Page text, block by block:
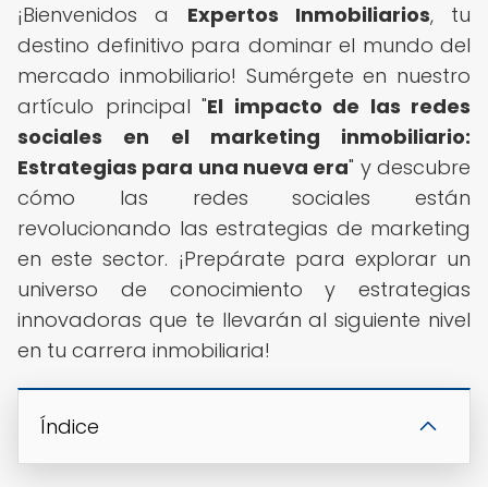
¡Bienvenidos a Expertos Inmobiliarios, tu
destino definitivo para dominar el mundo del
mercado inmobiliario! Sumérgete en nuestro
artículo principal "El impacto de las redes
sociales en el marketing inmobiliario:
Estrategias para una nueva era" y descubre
cómo las redes sociales están
revolucionando las estrategias de marketing
en este sector. ¡Prepárate para explorar un
universo de conocimiento y estrategias
innovadoras que te llevarán al siguiente nivel
en tu carrera inmobiliaria!
Índice